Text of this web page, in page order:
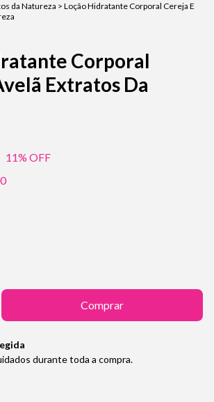
da Natureza > Loção Hidratante Corporal Cereja E
Corporal
Extratos Da
11% OFF
durante toda a compra.